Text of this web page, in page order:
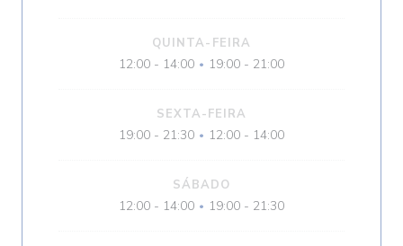
QUINTA-FEIRA
12:00 - 14:00 • 19:00 - 21:00
SEXTA-FEIRA
19:00 - 21:30 • 12:00 - 14:00
SÁBADO
12:00 - 14:00 • 19:00 - 21:30